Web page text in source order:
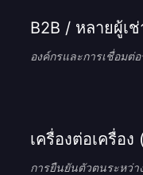
B2B / หลายผู้เช่
องค์กรและการเชื่อมต่
เครื่องต่อเครื่อง
การยืนยันตัวตนระหว่า